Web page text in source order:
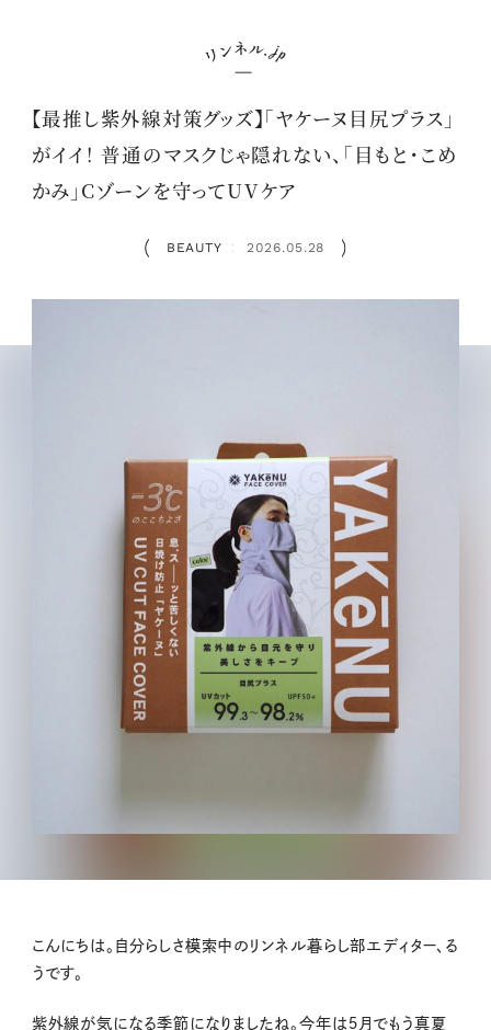
【最推し紫外線対策グッズ】「ヤケーヌ目尻プラス」
がイイ！ 普通のマスクじゃ隠れない、「目もと・こめ
かみ」Cゾーンを守ってUVケア
BEAUTY ： 2026.05.28
こんにちは。自分らしさ模索中のリンネル暮らし部エディター、る
うです。
紫外線が気になる季節になりましたね。今年は５月でもう真夏